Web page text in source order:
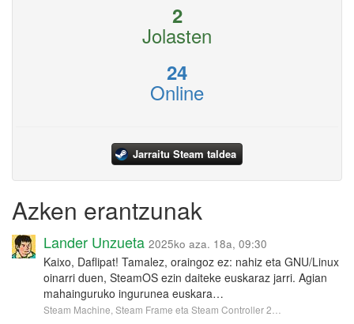
2
Jolasten
24
Online
Jarraitu Steam taldea
Azken erantzunak
Lander Unzueta 2025ko aza. 18a, 09:30
Kaixo, Daflipat! Tamalez, oraingoz ez: nahiz eta GNU/Linux
oinarri duen, SteamOS ezin daiteke euskaraz jarri. Agian
mahainguruko ingurunea euskara…
Steam Machine, Steam Frame eta Steam Controller 2…